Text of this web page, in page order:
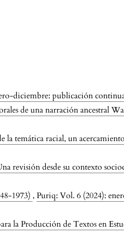
diciembre: publicación
de una narración ancestral
la temática racial, un
revisión desde su contexto
1973) ,Puriq: Vol. 6 (2024):
la Producción de Textos en